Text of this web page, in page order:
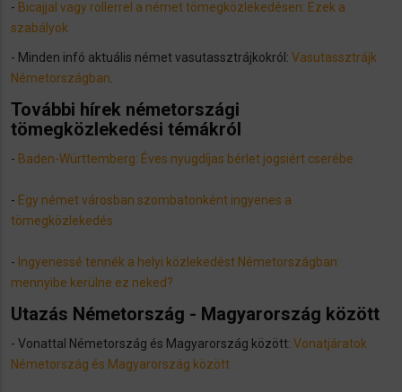
- Bicajjal vagy rollerrel a német tömegközlekedésen: Ezek a
szabályok
- Minden infó aktuális német vasutassztrájkokról: Vasutassztrájk
Németországban
További hírek németországi
tömegközlekedési témákról
- Baden-Württemberg: Éves nyugdíjas bérlet jogsiért cserébe
- Egy német városban szombatonként ingyenes a
tömegközlekedés
- Ingyenessé tennék a helyi közlekedést Németországban:
mennyibe kerülne ez neked?
Utazás Németország - Magyarország között
- Vonattal Németország és Magyarország között: Vonatjáratok
Németország és Magyarország között